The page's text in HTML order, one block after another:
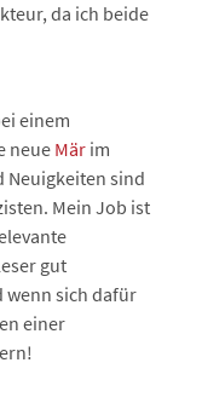
da ich beide
einem
neue Mär im
Neuigkeiten sind
Mein Job ist
gut
wenn sich dafür
einer